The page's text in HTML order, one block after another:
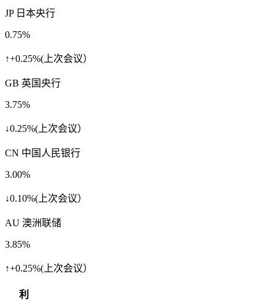
JP 日本央行
0.75%
↑+0.25%(上次会议）
GB 英国央行
3.75%
↓0.25%(上次会议）
CN 中国人民银行
3.00%
↓0.10%(上次会议）
AU 澳洲联储
3.85%
↑+0.25%(上次会议）
利